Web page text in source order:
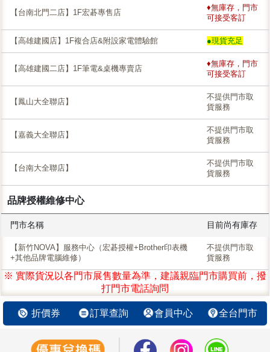
【台南北門二店】1F宏碁專售店
♦無庫存，門市
可接受客訂
【高雄建國店】1F複合店&附設家電體驗館 ●現貨充足
【高雄建國二店】1F筆電&桌機專賣店
♦無庫存，門市
可接受客訂
【鳳山大全聯店】
不提供門市取
貨服務
【嘉義大全聯店】
不提供門市取
貨服務
【台南大全聯店】
不提供門市取
貨服務
品牌授權維修中心
門市名稱 目前尚有庫存
【新竹NOVA】服務中心（宏碁授權+Brother印表機
+其他品牌電腦維修）
不提供門市取
貨服務
※ 實際貨況以各門市展售數量為準，建議親臨門市購買前，撥
打門市電話詢問
折價券 訂單查詢 會員中心 全台門市